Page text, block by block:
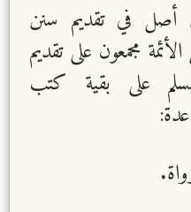
أصل في تقديم سنن
مجمعون على تقديم
على بقية كتب